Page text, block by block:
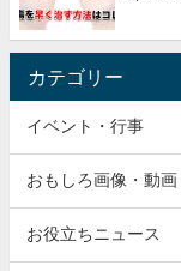
カテゴリー
イベント・行事
おもしろ画像・動画
お役立ちニュース